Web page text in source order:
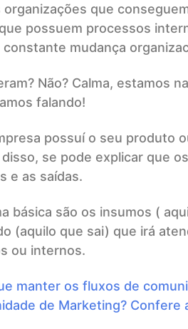
organizações que
possuem processos
constante mudança
Não? Calma, estamos
falando!
possuí o seu produto
se pode explicar que
e as saídas.
básica são os insumos (
(aquilo que sai) que irá
ou internos.
manter os fluxos de
de Marketing? Confere